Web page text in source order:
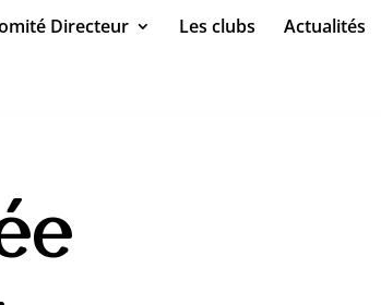
Directeur Les clubs Actualités